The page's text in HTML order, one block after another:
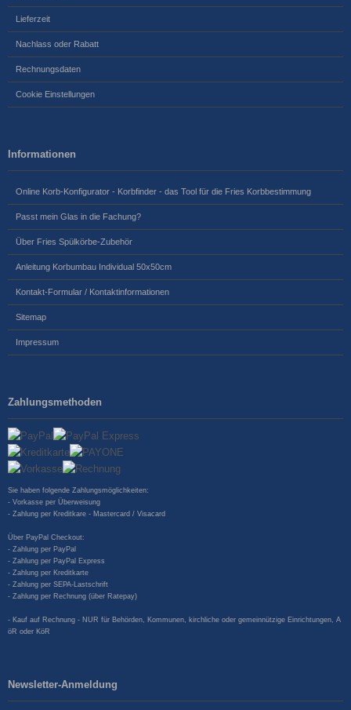
Lieferzeit
Nachlass oder Rabatt
Rechnungsdaten
Cookie Einstellungen
Informationen
Online Korb-Konfigurator - Korbfinder - das Tool für die Fries Korbbestimmung
Passt mein Glas in die Fachung?
Über Fries Spülkörbe-Zubehör
Anleitung Korbumbau Individual 50x50cm
Kontakt-Formular / Kontaktinformationen
Sitemap
Impressum
Zahlungsmethoden
Sie haben folgende Zahlungsmöglichkeiten:
- Vorkasse per Überweisung
- Zahlung per Kreditkare - Mastercard / Visacard
Über PayPal Checkout:
- Zahlung per PayPal
- Zahlung per PayPal Express
- Zahlung per Kreditkarte
- Zahlung per SEPA-Lastschrift
- Zahlung per Rechnung (über Ratepay)
- Kauf auf Rechnung - NUR für Behörden, Kommunen, kirchliche oder gemeinnützige Einrichtungen, A
öR oder KöR
Newsletter-Anmeldung